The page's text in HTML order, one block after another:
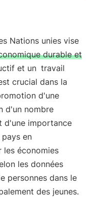
Nations unies vise
durable et
et un travail
crucial dans la
d'une
d'un nombre
d'une importance
en
les économies
les données
personnes dans le
des jeunes.